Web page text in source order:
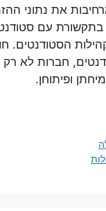
את נתוני
בתקשורת עם
הסטודנטים.
חברות לא
ופיתוחן.